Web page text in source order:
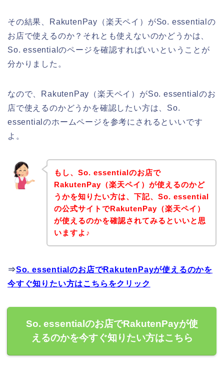
その結果、RakutenPay（楽天ペイ）がSo. essentialの
お店で使えるのか？それとも使えないのかどうかは、
So. essentialのページを確認すればいいということが
分かりました。
なので、RakutenPay（楽天ペイ）がSo. essentialのお
店で使えるのかどうかを確認したい方は、So.
essentialのホームページを参考にされるといいです
よ。
もし、So. essentialのお店で
RakutenPay（楽天ペイ）が使えるのかど
うかを知りたい方は、下記、So. essential
の公式サイトでRakutenPay（楽天ペイ）
が使えるのかを確認されてみるといいと思
いますよ♪
⇒So. essentialのお店でRakutenPayが使えるのかを
今すぐ知りたい方はこちらをクリック
So. essentialのお店でRakutenPayが使
えるのかを今すぐ知りたい方はこちら